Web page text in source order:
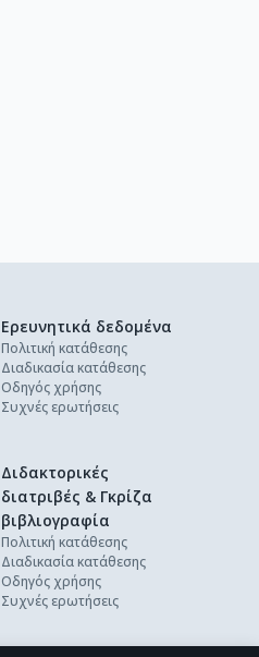
Ερευνητικά δεδομένα
Πολιτική κατάθεσης
Διαδικασία κατάθεσης
Οδηγός χρήσης
Συχνές ερωτήσεις
Διδακτορικές
διατριβές & Γκρίζα
βιβλιογραφία
Πολιτική κατάθεσης
Διαδικασία κατάθεσης
Οδηγός χρήσης
Συχνές ερωτήσεις